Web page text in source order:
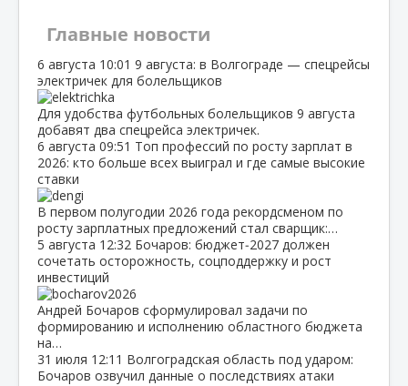
Главные новости
6 августа 10:01 9 августа: в Волгограде — спецрейсы
электричек для болельщиков
Для удобства футбольных болельщиков 9 августа
добавят два спецрейса электричек.
6 августа 09:51 Топ профессий по росту зарплат в
2026: кто больше всех выиграл и где самые высокие
ставки
В первом полугодии 2026 года рекордсменом по
росту зарплатных предложений стал сварщик:…
5 августа 12:32 Бочаров: бюджет‑2027 должен
сочетать осторожность, соцподдержку и рост
инвестиций
Андрей Бочаров сформулировал задачи по
формированию и исполнению областного бюджета
на…
31 июля 12:11 Волгоградская область под ударом:
Бочаров озвучил данные о последствиях атаки